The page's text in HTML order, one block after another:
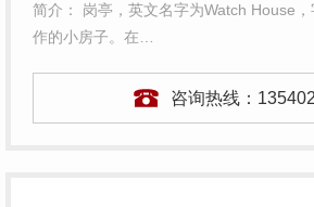
简介： 岗亭，英文名字为Watch House
作的小房子。在…
咨询热线：